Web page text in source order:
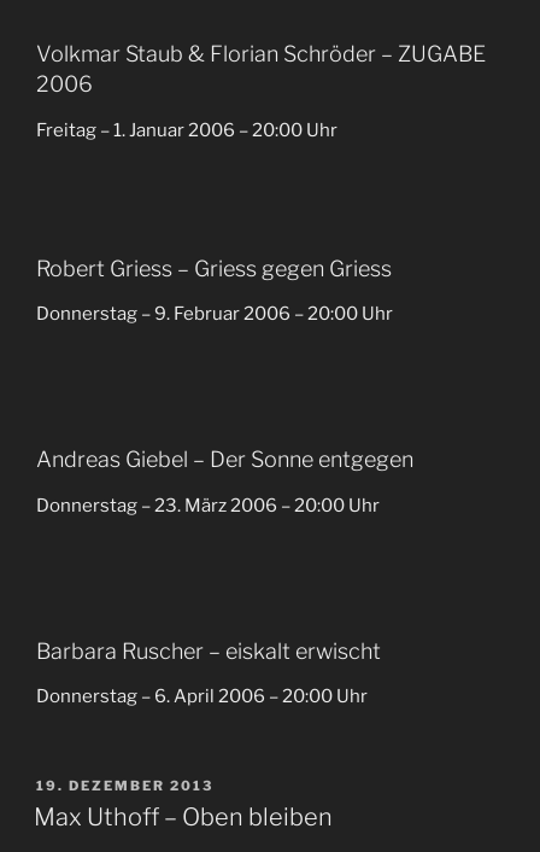
Volkmar Staub & Florian Schröder – ZUGABE
2006
Freitag – 1. Januar 2006 – 20:00 Uhr
Robert Griess – Griess gegen Griess
Donnerstag – 9. Februar 2006 – 20:00 Uhr
Andreas Giebel – Der Sonne entgegen
Donnerstag – 23. März 2006 – 20:00 Uhr
Barbara Ruscher – eiskalt erwischt
Donnerstag – 6. April 2006 – 20:00 Uhr
VERÖFFENTLICHT
AM
19. DEZEMBER 2013
Max Uthoff – Oben bleiben